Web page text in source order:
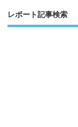
レポート記事検索